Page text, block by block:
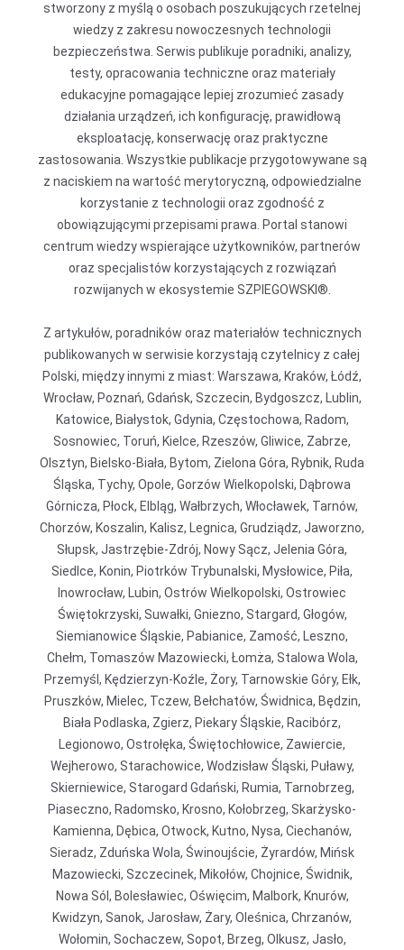
stworzony z myślą o osobach poszukujących rzetelnej
wiedzy z zakresu nowoczesnych technologii
bezpieczeństwa. Serwis publikuje poradniki, analizy,
testy, opracowania techniczne oraz materiały
edukacyjne pomagające lepiej zrozumieć zasady
działania urządzeń, ich konfigurację, prawidłową
eksploatację, konserwację oraz praktyczne
zastosowania. Wszystkie publikacje przygotowywane są
z naciskiem na wartość merytoryczną, odpowiedzialne
korzystanie z technologii oraz zgodność z
obowiązującymi przepisami prawa. Portal stanowi
centrum wiedzy wspierające użytkowników, partnerów
oraz specjalistów korzystających z rozwiązań
rozwijanych w ekosystemie SZPIEGOWSKI®.
Z artykułów, poradników oraz materiałów technicznych
publikowanych w serwisie korzystają czytelnicy z całej
Polski, między innymi z miast: Warszawa, Kraków, Łódź,
Wrocław, Poznań, Gdańsk, Szczecin, Bydgoszcz, Lublin,
Katowice, Białystok, Gdynia, Częstochowa, Radom,
Sosnowiec, Toruń, Kielce, Rzeszów, Gliwice, Zabrze,
Olsztyn, Bielsko-Biała, Bytom, Zielona Góra, Rybnik, Ruda
Śląska, Tychy, Opole, Gorzów Wielkopolski, Dąbrowa
Górnicza, Płock, Elbląg, Wałbrzych, Włocławek, Tarnów,
Chorzów, Koszalin, Kalisz, Legnica, Grudziądz, Jaworzno,
Słupsk, Jastrzębie-Zdrój, Nowy Sącz, Jelenia Góra,
Siedlce, Konin, Piotrków Trybunalski, Mysłowice, Piła,
Inowrocław, Lubin, Ostrów Wielkopolski, Ostrowiec
Świętokrzyski, Suwałki, Gniezno, Stargard, Głogów,
Siemianowice Śląskie, Pabianice, Zamość, Leszno,
Chełm, Tomaszów Mazowiecki, Łomża, Stalowa Wola,
Przemyśl, Kędzierzyn-Koźle, Żory, Tarnowskie Góry, Ełk,
Pruszków, Mielec, Tczew, Bełchatów, Świdnica, Będzin,
Biała Podlaska, Zgierz, Piekary Śląskie, Racibórz,
Legionowo, Ostrołęka, Świętochłowice, Zawiercie,
Wejherowo, Starachowice, Wodzisław Śląski, Puławy,
Skierniewice, Starogard Gdański, Rumia, Tarnobrzeg,
Piaseczno, Radomsko, Krosno, Kołobrzeg, Skarżysko-
Kamienna, Dębica, Otwock, Kutno, Nysa, Ciechanów,
Sieradz, Zduńska Wola, Świnoujście, Żyrardów, Mińsk
Mazowiecki, Szczecinek, Mikołów, Chojnice, Świdnik,
Nowa Sól, Bolesławiec, Oświęcim, Malbork, Knurów,
Kwidzyn, Sanok, Jarosław, Żary, Oleśnica, Chrzanów,
Wołomin, Sochaczew, Sopot, Brzeg, Olkusz, Jasło,